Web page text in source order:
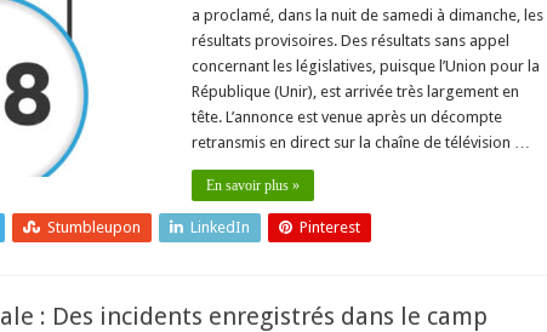
UNIR….Les
résultats
des
élections
législatives
proclamés
par
CENI
a proclamé, dans la nuit de samedi à dimanche, les
résultats provisoires. Des résultats sans appel
concernant les législatives, puisque l’Union pour la
République (Unir), est arrivée très largement en
tête. L’annonce est venue après un décompte
retransmis en direct sur la chaîne de télévision …
En savoir plus »
Stumbleupon LinkedIn Pinterest
: Des incidents enregistrés dans le camp